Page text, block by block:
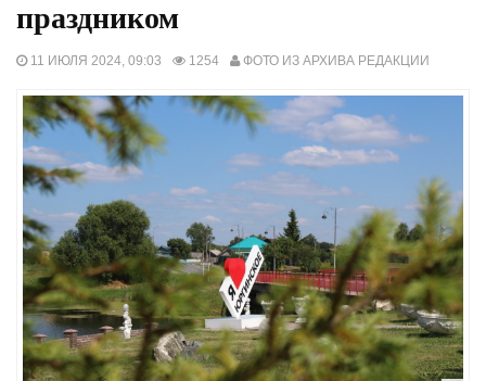
праздником
11 ИЮЛЯ 2024, 09:03 1254 ФОТО ИЗ АРХИВА РЕДАКЦИИ